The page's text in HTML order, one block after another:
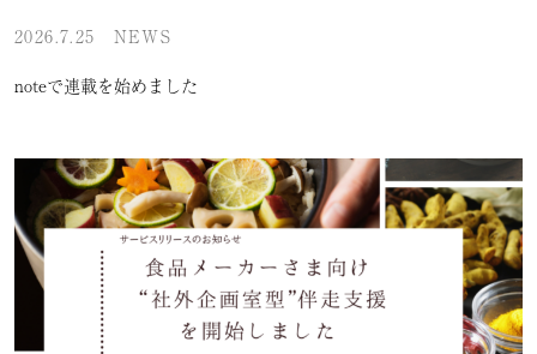
2026.7.25 NEWS
noteで連載を始めました